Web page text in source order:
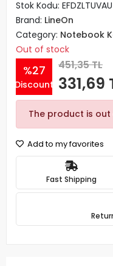
Stok Kodu: EFDZLTUVAU
Brand: LineOn
Category: Notebook
Out of stock
%27
Discount
451,35 TL
331,69
The product is
Add to my favorites
Fast Shipping